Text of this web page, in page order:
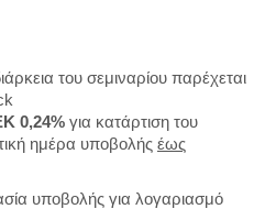
του σεμιναρίου παρέχεται
0,24% για κατάρτιση του
ημέρα υποβολής έως
υποβολής για λογαριασμό